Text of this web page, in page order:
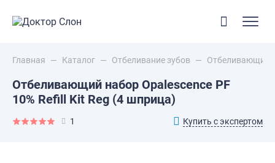
Главная — Каталог — Отбеливание зубов — Отбеливающий
Отбеливающий набор Opalescence PF
10% Refill Kit Reg (4 шприца)
1 Купить с экспертом